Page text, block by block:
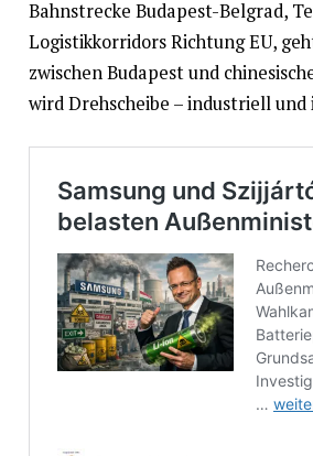
Bahnstrecke Budapest-Belgrad,
Logistikkorridors Richtung EU,
zwischen Budapest und
wird Drehscheibe – industriell